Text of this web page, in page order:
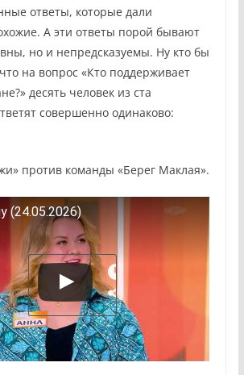
ответы, которые дали
А эти ответы порой бывают
но и непредсказуемы. Ну кто бы
на вопрос «Кто поддерживает
десять человек из ста
совершенно одинаково:
против команды «Берег Маклая».
(24.05.2026)